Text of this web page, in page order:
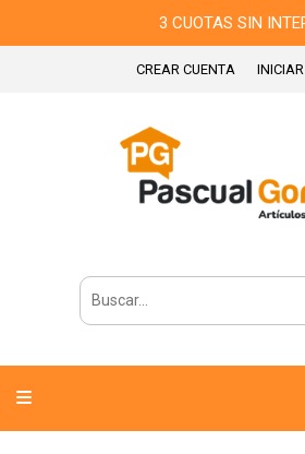
3 CUOTAS SIN
CREAR CUENTA